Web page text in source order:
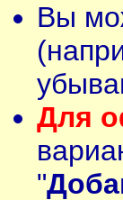
Вы
Для
"